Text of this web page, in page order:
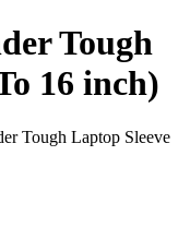
Tough
16 inch)
Tough Laptop Sleeve